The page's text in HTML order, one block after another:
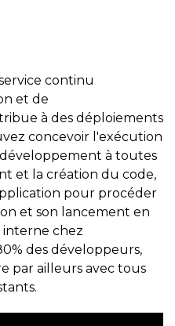
continu
et de
à des déploiements
concevoir l'exécution
à toutes
et la création du code,
pour procéder
et son lancement en
interne chez
des développeurs,
par ailleurs avec tous